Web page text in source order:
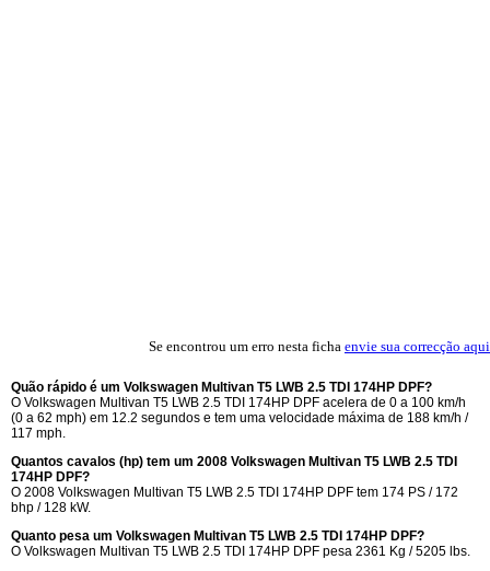
Se encontrou um erro nesta ficha envie sua correcção aqui
Quão rápido é um Volkswagen Multivan T5 LWB 2.5 TDI 174HP DPF?
O Volkswagen Multivan T5 LWB 2.5 TDI 174HP DPF acelera de 0 a 100 km/h
(0 a 62 mph) em 12.2 segundos e tem uma velocidade máxima de 188 km/h /
117 mph.
Quantos cavalos (hp) tem um 2008 Volkswagen Multivan T5 LWB 2.5 TDI
174HP DPF?
O 2008 Volkswagen Multivan T5 LWB 2.5 TDI 174HP DPF tem 174 PS / 172
bhp / 128 kW.
Quanto pesa um Volkswagen Multivan T5 LWB 2.5 TDI 174HP DPF?
O Volkswagen Multivan T5 LWB 2.5 TDI 174HP DPF pesa 2361 Kg / 5205 lbs.